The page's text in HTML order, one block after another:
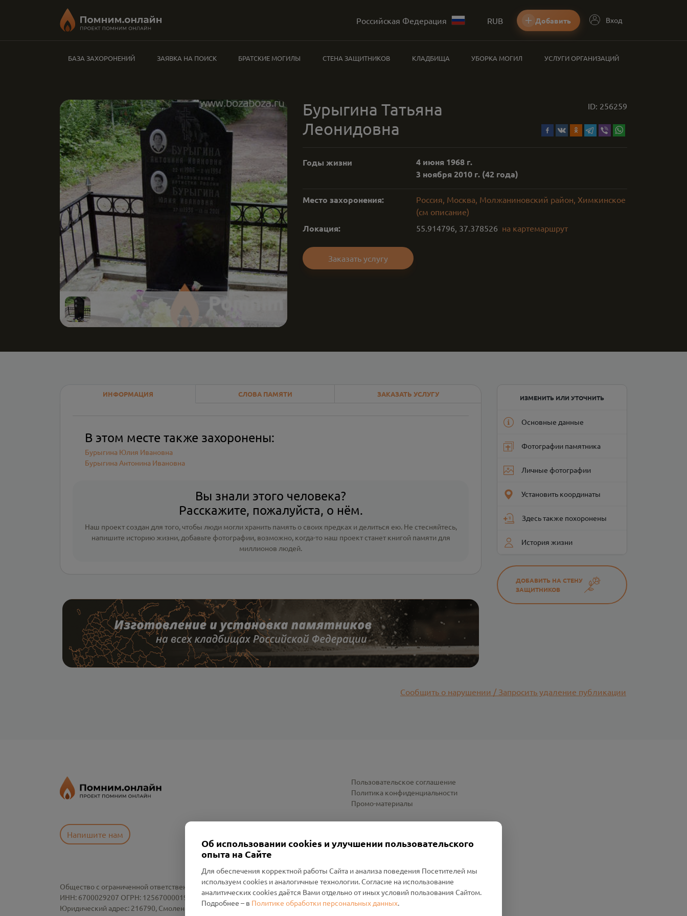
Российская Федерация RUB Добавить Вход
БАЗА ЗАХОРОНЕНИЙ ЗАЯВКА НА ПОИСК БРАТСКИЕ МОГИЛЫ СТЕНА ЗАЩИТНИКОВ КЛАДБИЩА УБОРКА МОГИЛ УСЛУГИ ОРГАНИЗАЦИЙ
Бурыгина Татьяна
Леонидовна
ID: 256259
Годы жизни
4 июня 1968 г.
3 ноября 2010 г. (42 года)
Место захоронения:
Россия, Москва, Молжаниновский район, Химкинское
(см описание)
Локация: 55.914796, 37.378526 на картемаршрут
Заказать услугу
ИНФОРМАЦИЯ СЛОВА ПАМЯТИ ЗАКАЗАТЬ УСЛУГУ
В этом месте также захоронены:
Бурыгина Юлия Ивановна
Бурыгина Антонина Ивановна
Вы знали этого человека?
Расскажите, пожалуйста, о нём.
Наш проект создан для того, чтобы люди могли хранить память о своих предках и делиться ею. Не стесняйтесь,
напишите историю жизни, добавьте фотографии, возможно, когда-то наш проект станет книгой памяти для
миллионов людей.
ИЗМЕНИТЬ ИЛИ УТОЧНИТЬ
Основные данные
Фотографии памятника
Личные фотографии
Установить координаты
Здесь также похоронены
История жизни
ДОБАВИТЬ НА СТЕНУ
ЗАЩИТНИКОВ
Сообщить о нарушении / Запросить удаление публикации
Напишите нам
Пользовательское соглашение
Политика конфиденциальности
Промо-материалы
Общество с ограниченной ответственностью «Смоленский Проект Помним»
ИНН: 6700029207 ОГРН: 1256700001986
Юридический адрес: 216790, Смоленская область, р-н Руднянский, г. Рудня, улица Западная, д. 26А, пом. 18
Об использовании cookies и улучшении пользовательского
опыта на Сайте
Для обеспечения корректной работы Сайта и анализа поведения Посетителей мы
используем cookies и аналогичные технологии. Согласие на использование
аналитических cookies даётся Вами отдельно от иных условий пользования Сайтом.
Подробнее – в Политике обработки персональных данных.